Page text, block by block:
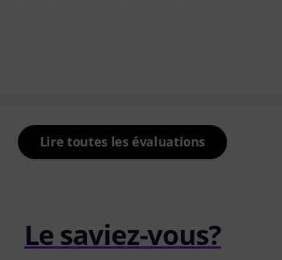
Lire toutes les évaluations
Le saviez-vous?